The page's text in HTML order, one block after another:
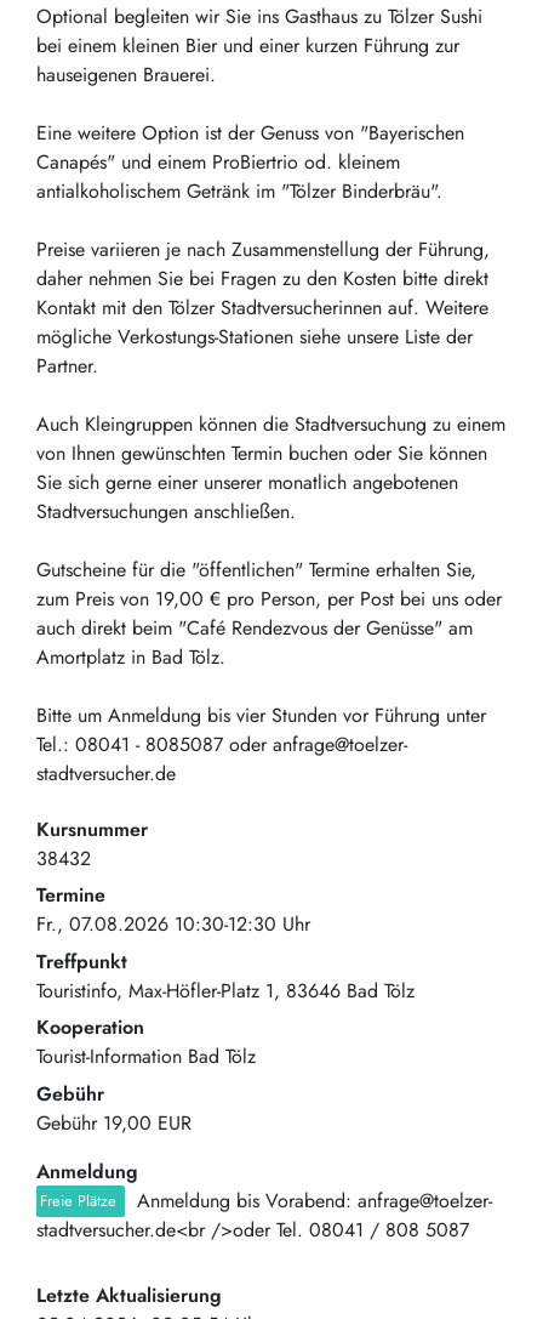
Optional begleiten wir Sie ins Gasthaus zu Tölzer Sushi
bei einem kleinen Bier und einer kurzen Führung zur
hauseigenen Brauerei.
Eine weitere Option ist der Genuss von "Bayerischen
Canapés" und einem ProBiertrio od. kleinem
antialkoholischem Getränk im "Tölzer Binderbräu".
Preise variieren je nach Zusammenstellung der Führung,
daher nehmen Sie bei Fragen zu den Kosten bitte direkt
Kontakt mit den Tölzer Stadtversucherinnen auf. Weitere
mögliche Verkostungs-Stationen siehe unsere Liste der
Partner.
Auch Kleingruppen können die Stadtversuchung zu einem
von Ihnen gewünschten Termin buchen oder Sie können
Sie sich gerne einer unserer monatlich angebotenen
Stadtversuchungen anschließen.
Gutscheine für die "öffentlichen" Termine erhalten Sie,
zum Preis von 19,00 € pro Person, per Post bei uns oder
auch direkt beim "Café Rendezvous der Genüsse" am
Amortplatz in Bad Tölz.
Bitte um Anmeldung bis vier Stunden vor Führung unter
Tel.: 08041 - 8085087 oder anfrage@toelzer-
stadtversucher.de
Kursnummer
38432
Termine
Fr., 07.08.2026 10:30-12:30 Uhr
Treffpunkt
Touristinfo Max-Höfler-Platz 1 83646 Bad Tölz
Kooperation
Tourist-Information Bad Tölz
Gebühr
Gebühr 19,00 EUR
Anmeldung
Freie Plätze
Anmeldung bis Vorabend: anfrage@toelzer-
stadtversucher.de<br />oder Tel. 08041 / 808 5087
Letzte Aktualisierung